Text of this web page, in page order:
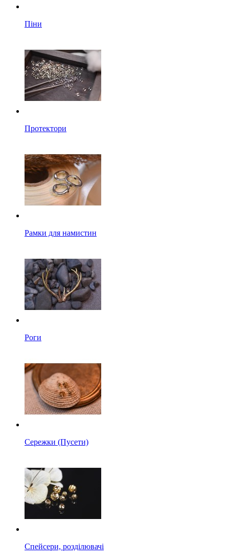
Піни
Протектори
Рамки для намистин
Роги
Сережки (Пусети)
Спейсери, розділювачі